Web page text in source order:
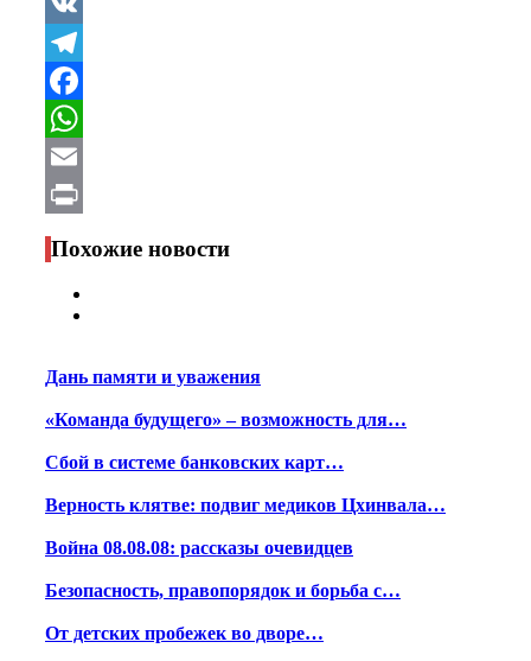
VK
Telegram
Facebook
WhatsApp
Email
Print
Похожие новости
Дань памяти и уважения
«Команда будущего» – возможность для…
Сбой в системе банковских карт…
Верность клятве: подвиг медиков Цхинвала…
Война 08.08.08: рассказы очевидцев
Безопасность, правопорядок и борьба с…
От детских пробежек во дворе…